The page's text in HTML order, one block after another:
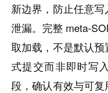
新边界，防止任意
泄漏。完整 meta-
取加载，不是默认
式提交而非即时写
段，确认有效与可